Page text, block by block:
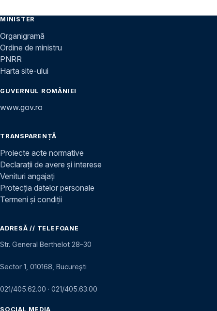
MINISTER
Organigramă
Ordine de ministru
PNRR
Harta site-ului
GUVERNUL ROMÂNIEI
www.gov.ro
TRANSPARENȚĂ
Proiecte acte normative
Declarații de avere și interese
Venituri angajați
Protecția datelor personale
Termeni și condiții
ADRESĂ // TELEFOANE
Str. General Berthelot 28–30
Sector 1, 010168, București
021/405.62.00 · 021/405.63.00
SOCIAL MEDIA